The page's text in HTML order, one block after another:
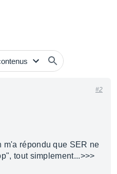
#2
m'a répondu que SER ne
tout simplement...>>>